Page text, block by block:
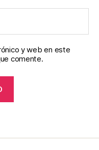
y web en este
comente.